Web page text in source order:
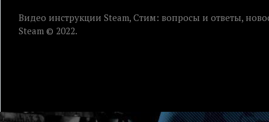
Видео инструкции Steam, Стим: вопросы и ответы,
Steam © 2022.